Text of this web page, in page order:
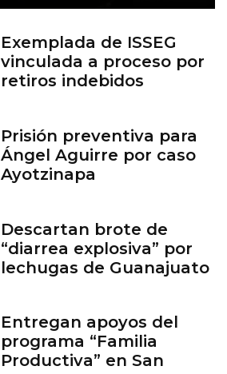
Exemplada de ISSEG
vinculada a proceso por
retiros indebidos
Prisión preventiva para
Ángel Aguirre por caso
Ayotzinapa
Descartan brote de
“diarrea explosiva” por
lechugas de Guanajuato
Entregan apoyos del
programa “Familia
Productiva” en San